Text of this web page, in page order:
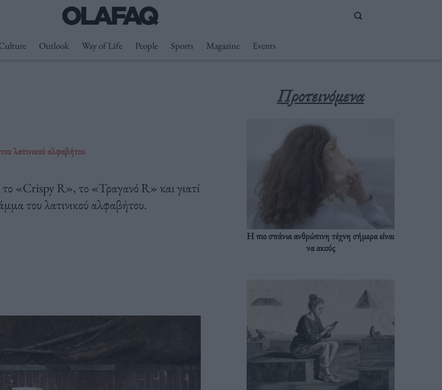
Outlook Way of Life People Sports Magazine Events
λατινικού αλφαβήτου
το «Crispy R», το «Τραγανό R» και γιατί
του λατινικού αλφαβήτου.
Προτεινόμενα
Η πιο σπάνια ανθρώπινη τέχνη σήμερα είναι
να ακούς